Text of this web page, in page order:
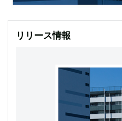
リリース情報